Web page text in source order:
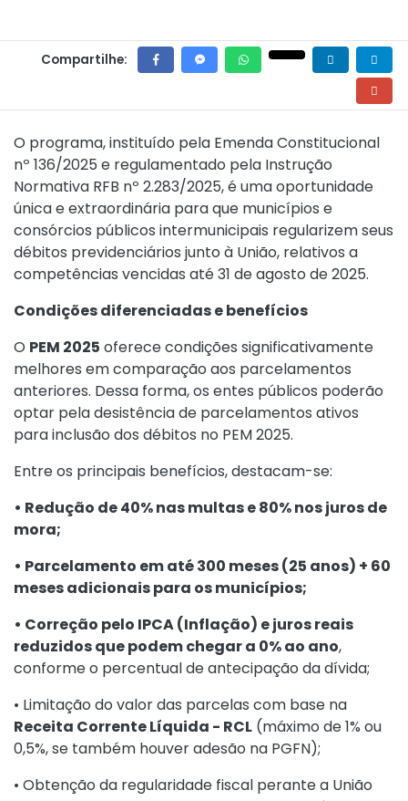
Compartilhe:
O programa, instituído pela Emenda Constitucional
nº 136/2025 e regulamentado pela Instrução
Normativa RFB nº 2.283/2025, é uma oportunidade
única e extraordinária para que municípios e
consórcios públicos intermunicipais regularizem seus
débitos previdenciários junto à União, relativos a
competências vencidas até 31 de agosto de 2025.
Condições diferenciadas e benefícios
O PEM 2025 oferece condições significativamente
melhores em comparação aos parcelamentos
anteriores. Dessa forma, os entes públicos poderão
optar pela desistência de parcelamentos ativos
para inclusão dos débitos no PEM 2025.
Entre os principais benefícios, destacam-se:
• Redução de 40% nas multas e 80% nos juros de
mora;
• Parcelamento em até 300 meses (25 anos) + 60
meses adicionais para os municípios;
• Correção pelo IPCA (Inflação) e juros reais
reduzidos que podem chegar a 0% ao ano,
conforme o percentual de antecipação da dívida;
• Limitação do valor das parcelas com base na
Receita Corrente Líquida - RCL (máximo de 1% ou
0,5%, se também houver adesão na PGFN);
• Obtenção da regularidade fiscal perante a União